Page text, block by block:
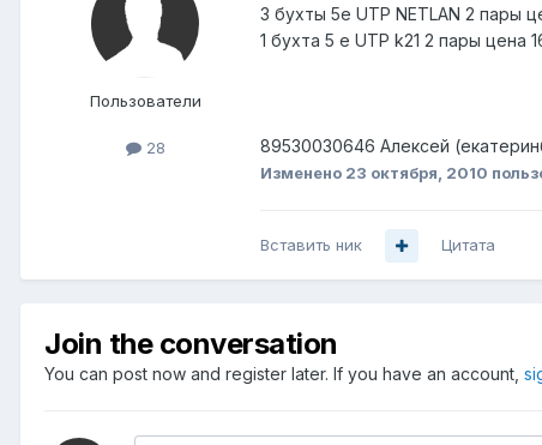
Пользователи
28
3 бухты 5е UTP NETLAN 2 пары
1 бухта 5 е UTP k21 2 пары цена
89530030646 Алексей
Изменено 23 октября, 2010
Вставить ник Цитата
Join the conversation
You can post now and register later. If you have an account,